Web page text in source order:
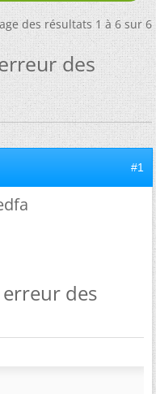
des résultats 1 à 6 sur 6
des
#1
des